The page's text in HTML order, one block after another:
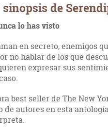
sinopsis de
lo has visto
en secreto, enemigos
no hablar de los que
expresar sus
best seller de The New
de autores en esta